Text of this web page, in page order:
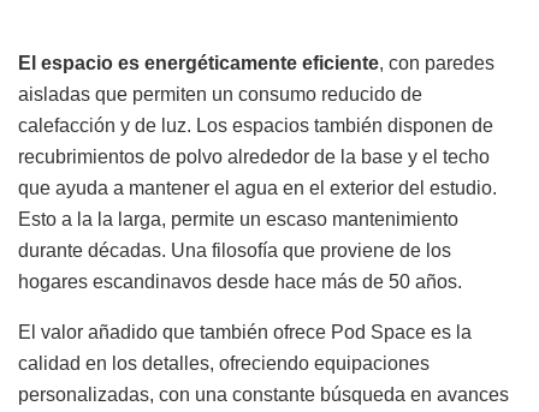
El espacio es energéticamente eficiente, con paredes
aisladas que permiten un consumo reducido de
calefacción y de luz. Los espacios también disponen de
recubrimientos de polvo alrededor de la base y el techo
que ayuda a mantener el agua en el exterior del estudio.
Esto a la la larga, permite un escaso mantenimiento
durante décadas. Una filosofía que proviene de los
hogares escandinavos desde hace más de 50 años.
El valor añadido que también ofrece Pod Space es la
calidad en los detalles, ofreciendo equipaciones
personalizadas, con una constante búsqueda en avances